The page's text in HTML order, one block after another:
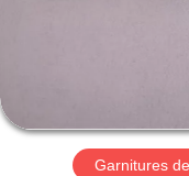
DE
NOUS
Garnitures